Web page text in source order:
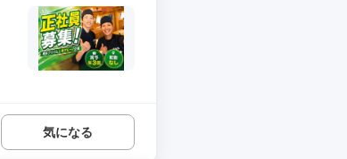
気になる